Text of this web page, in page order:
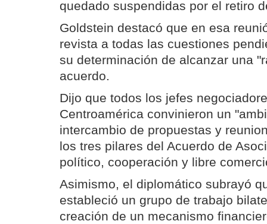
quedado suspendidas por el retiro
Goldstein destacó que en esa
revista a todas las cuestiones
su determinación de alcanzar una
acuerdo.
Dijo que todos los jefes
Centroamérica convinieron un
intercambio de propuestas y
los tres pilares del Acuerdo de
político, cooperación y libre
Asimismo, el diplomático subrayó
estableció un grupo de trabajo
creación de un mecanismo